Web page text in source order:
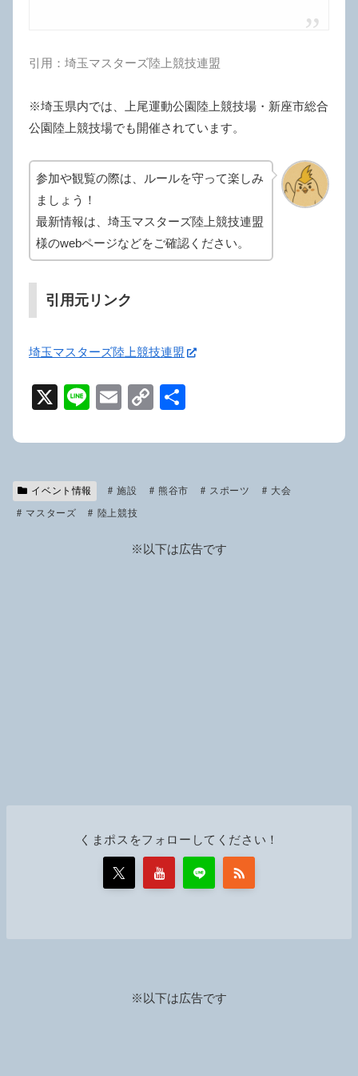
引用：埼玉マスターズ陸上競技連盟
※埼玉県内では、上尾運動公園陸上競技場・新座市総合
公園陸上競技場でも開催されています。
参加や観覧の際は、ルールを守って楽しみ
ましょう！
最新情報は、埼玉マスターズ陸上競技連盟
様のwebページなどをご確認ください。
引用元リンク
埼玉マスターズ陸上競技連盟
X
Li
e
E
ail
C
p
Li
k
イベント情報 施設 熊谷市 スポーツ
大会
マスターズ
陸上競技
※以下は広告です
くまポスをフォローしてください！
※以下は広告です